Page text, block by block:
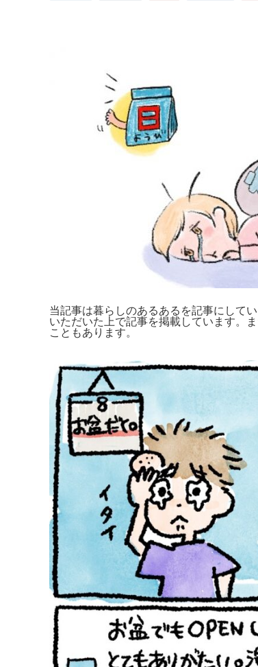
当記事は暮らしのあるあるを記事にして
いただいた上で記事を掲載しています。
こともあります。